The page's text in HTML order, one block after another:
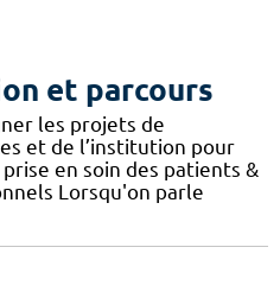
et parcours
les projets de
et de l’institution pour
en soin des patients &
Lorsqu'on parle